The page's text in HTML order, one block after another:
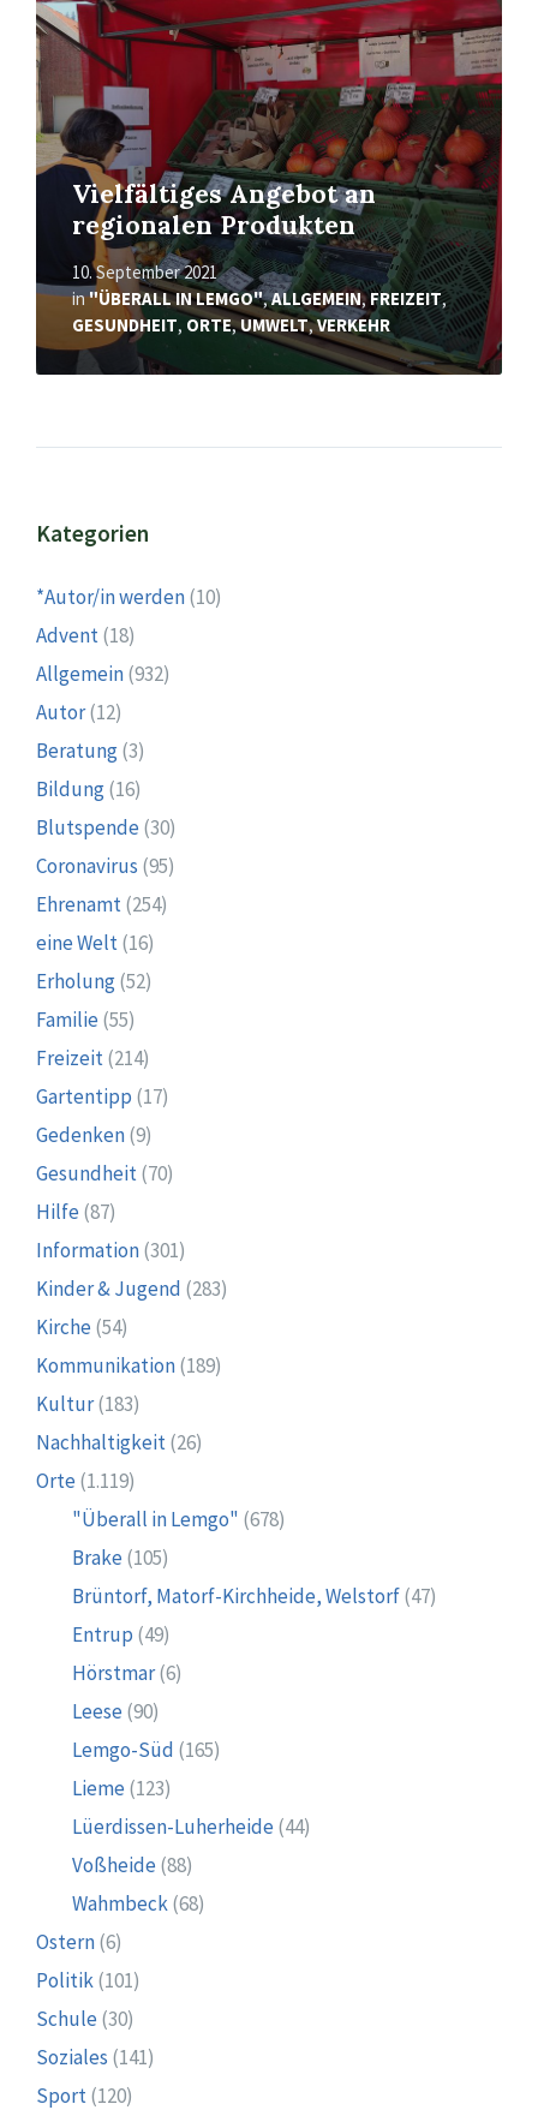
Vielfältiges Angebot an
regionalen Produkten
10. September 2021
in"ÜBERALL IN LEMGO",ALLGEMEIN,FREIZEIT,
GESUNDHEIT, ORTE,UMWELT,VERKEHR
Kategorien
*Autor/in werden(10)
Advent(18)
Allgemein(932)
Autor(12)
Beratung(3)
Bildung(16)
Blutspende (30)
Coronavirus (95)
Ehrenamt(254)
eine Welt(16)
Erholung(52)
Familie (55)
Freizeit(214)
Gartentipp (17)
Gedenken(9)
Gesundheit(70)
Hilfe (87)
Information(301)
Kinder & Jugend (283)
Kirche (54)
Kommunikation(189)
Kultur(183)
Nachhaltigkeit(26)
Orte (1.119)
"Überall in Lemgo" (678)
Brake (105)
Brüntorf, Matorf-Kirchheide, Welstorf(47)
Entrup (49)
Hörstmar(6)
Leese (90)
Lemgo-Süd (165)
Lieme (123)
Lüerdissen-Luherheide (44)
Voßheide (88)
Wahmbeck(68)
Ostern(6)
Politik(101)
Schule (30)
Soziales (141)
Sport(120)